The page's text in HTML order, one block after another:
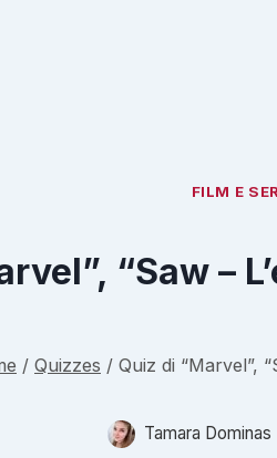
FILM E
“Saw –
/ Quizzes / Quiz di “Marvel”,
Tamara Dominas